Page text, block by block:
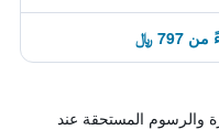
والرسوم المستحقة عند